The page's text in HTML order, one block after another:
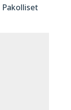
Pakolliset